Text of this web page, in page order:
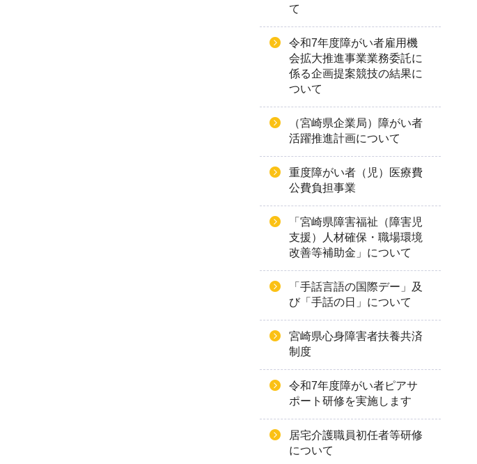
て
令和7年度障がい者雇用機
会拡大推進事業業務委託に
係る企画提案競技の結果に
ついて
（宮崎県企業局）障がい者
活躍推進計画について
重度障がい者（児）医療費
公費負担事業
「宮崎県障害福祉（障害児
支援）人材確保・職場環境
改善等補助金」について
「手話言語の国際デー」及
び「手話の日」について
宮崎県心身障害者扶養共済
制度
令和7年度障がい者ピアサ
ポート研修を実施します
居宅介護職員初任者等研修
について